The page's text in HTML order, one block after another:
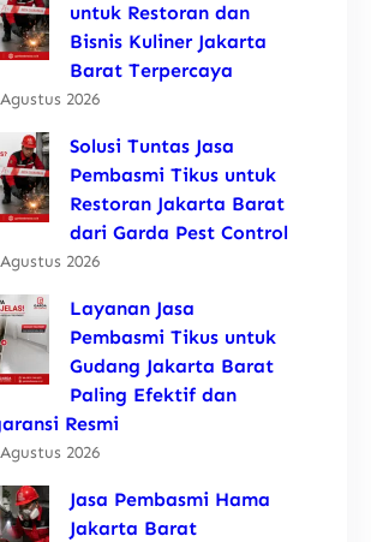
untuk Restoran dan
Bisnis Kuliner Jakarta
Barat Terpercaya
2026
Solusi Tuntas Jasa
Pembasmi Tikus untuk
Restoran Jakarta Barat
dari Garda Pest Control
2026
Layanan Jasa
Pembasmi Tikus untuk
Gudang Jakarta Barat
Paling Efektif dan
Resmi
2026
Jasa Pembasmi Hama
Jakarta Barat